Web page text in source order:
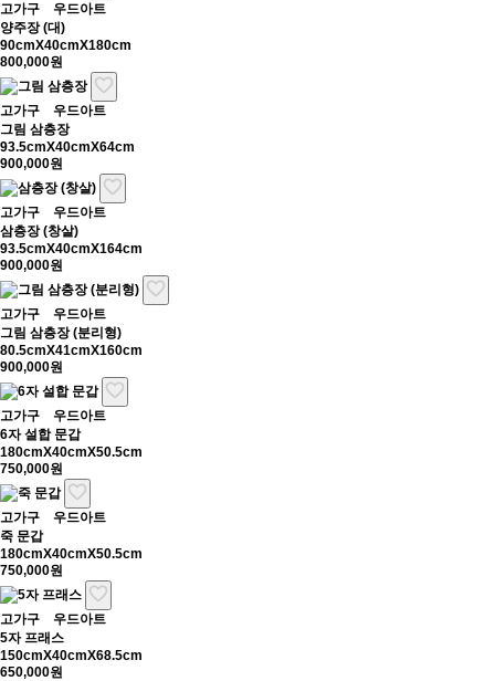
고가구 우드아트
양주장 (대)
90cmX40cmX180cm
800,000원
고가구 우드아트
그림 삼층장
93.5cmX40cmX64cm
900,000원
고가구 우드아트
삼층장 (창살)
93.5cmX40cmX164cm
900,000원
고가구 우드아트
그림 삼층장 (분리형)
80.5cmX41cmX160cm
900,000원
고가구 우드아트
6자 설합 문갑
180cmX40cmX50.5cm
750,000원
고가구 우드아트
죽 문갑
180cmX40cmX50.5cm
750,000원
고가구 우드아트
5자 프래스
150cmX40cmX68.5cm
650,000원